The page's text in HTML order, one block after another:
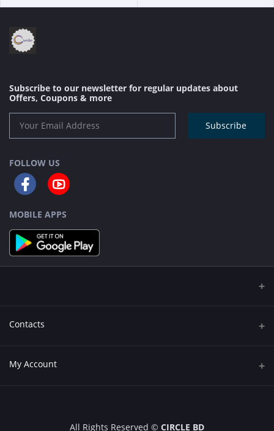
Subscribe to our newsletter for regular updates about
Offers, Coupons & more
Subscribe
FOLLOW US
MOBILE APPS
Contacts
Address
My Account
All Rights Reserved © CIRCLE BD